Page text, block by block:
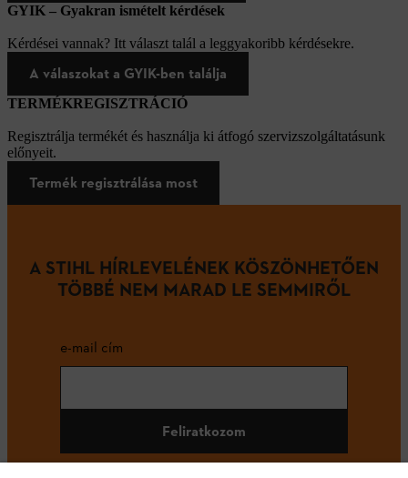
GYIK – Gyakran ismételt kérdések
Kérdései vannak? Itt választ talál a leggyakoribb kérdésekre.
A válaszokat a GYIK-ben találja
TERMÉKREGISZTRÁCIÓ
Regisztrálja termékét és használja ki átfogó szervizszolgáltatásunk
előnyeit.
Termék regisztrálása most
A STIHL HÍRLEVELÉNEK KÖSZÖNHETŐEN
TÖBBÉ NEM MARAD LE SEMMIRŐL
e-mail cím
Feliratkozom